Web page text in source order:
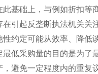
此基础上，与例如折扣等
引起反垄断执法机关关
约定可能从效率、降低
低采购量的目的是为了
，避免一定程度内的重复